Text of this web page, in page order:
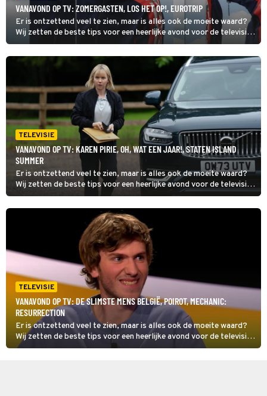
VANAVOND OP TV: ZOMERGASTEN, LOS HET OP!, EUROTRIP
Er is ontzettend veel te zien, maar is alles ook de moeite waard?
Wij zetten de beste tips voor een heerlijke avond voor de televisie
op een rij. Dit zijn de kijktips voor zondag 9 augustus 2026. Toch
nog verder kijken, check dan onze primetime gids voor het totale
overzicht van wat er vanavond op tv is.
TELEVISIE
VANAVOND OP TV: KAREN PIRIE, OH, WAT EEN JAAR!, STATEN ISLAND
SUMMER
Er is ontzettend veel te zien, maar is alles ook de moeite waard?
Wij zetten de beste tips voor een heerlijke avond voor de televisie
op een rij. Dit zijn de kijktips voor zaterdag 8 augustus 2026. Toch
nog verder kijken, check dan onze primetime gids voor het totale
overzicht van wat er vanavond op tv is.
TELEVISIE
VANAVOND OP TV: DE SLIMSTE MENS BELGIË, POIROT, MECHANIC:
RESURRECTION
Er is ontzettend veel te zien, maar is alles ook de moeite waard?
Wij zetten de beste tips voor een heerlijke avond voor de televisie
op een rij. Dit zijn de kijktips voor vrijdag 7 augustus 2026. Toch